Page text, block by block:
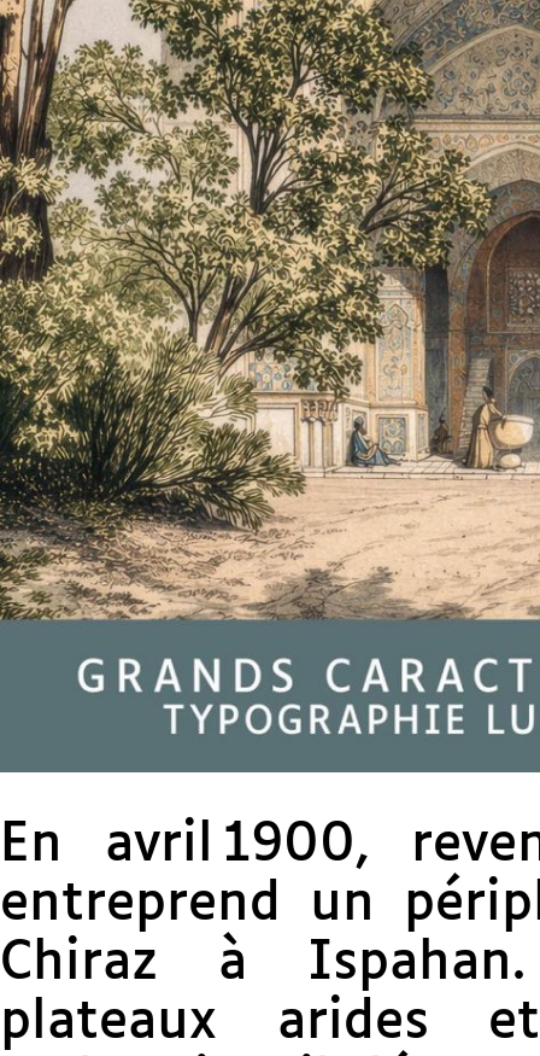
En avril 1900,
entreprend un
Chiraz à
plateaux arides